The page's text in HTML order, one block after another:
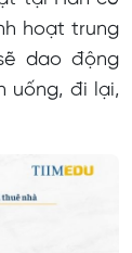
hoạt trung
dao động
uống, đi lại,